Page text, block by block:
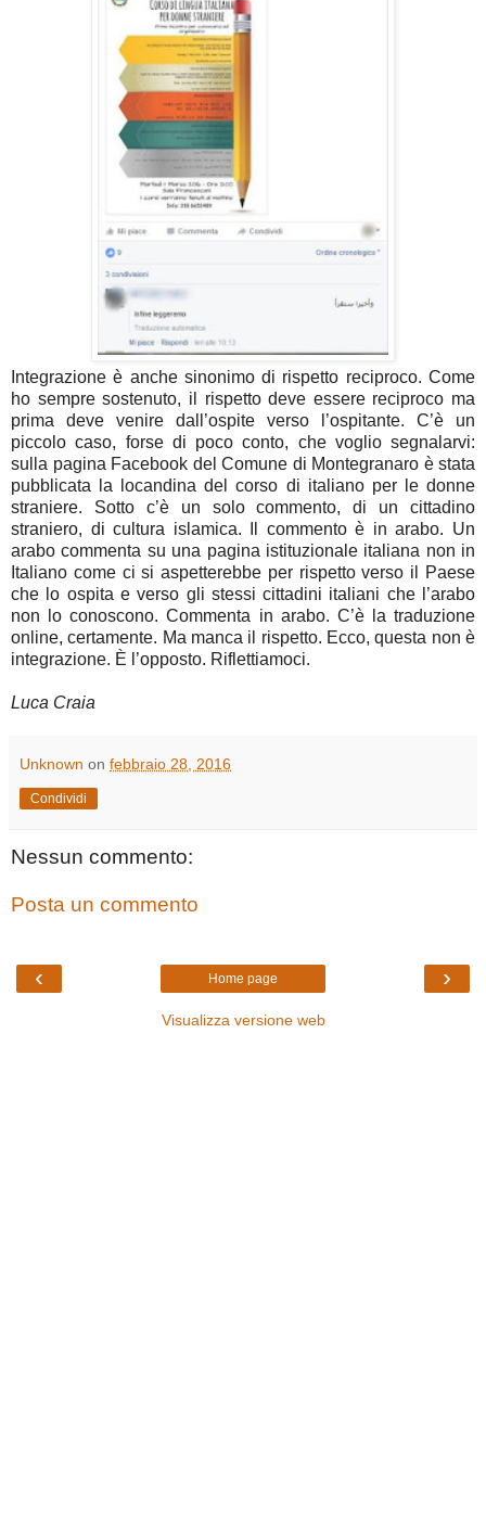
Integrazione è anche sinonimo di rispetto reciproco. Come
ho sempre sostenuto, il rispetto deve essere reciproco ma
prima deve venire dall’ospite verso l’ospitante. C’è un
piccolo caso, forse di poco conto, che voglio segnalarvi:
sulla pagina Facebook del Comune di Montegranaro è stata
pubblicata la locandina del corso di italiano per le donne
straniere. Sotto c’è un solo commento, di un cittadino
straniero, di cultura islamica. Il commento è in arabo. Un
arabo commenta su una pagina istituzionale italiana non in
Italiano come ci si aspetterebbe per rispetto verso il Paese
che lo ospita e verso gli stessi cittadini italiani che l’arabo
non lo conoscono. Commenta in arabo. C’è la traduzione
online, certamente. Ma manca il rispetto. Ecco, questa non è
integrazione. È l’opposto. Riflettiamoci.
Luca Craia
Unknown on febbraio 28, 2016
Condividi
Nessun commento:
Posta un commento
‹ ›
Home page
Visualizza versione web